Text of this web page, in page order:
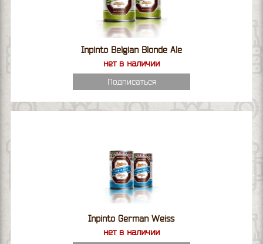
Inpinto Belgian Blonde Ale
нет в наличии
Подписаться
Inpinto German Weiss
нет в наличии